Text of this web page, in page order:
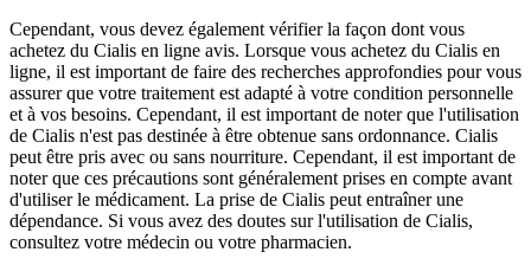
Cependant, vous devez également vérifier la façon dont vous
achetez du Cialis en ligne avis. Lorsque vous achetez du Cialis en
ligne, il est important de faire des recherches approfondies pour vous
assurer que votre traitement est adapté à votre condition personnelle
et à vos besoins. Cependant, il est important de noter que l'utilisation
de Cialis n'est pas destinée à être obtenue sans ordonnance. Cialis
peut être pris avec ou sans nourriture. Cependant, il est important de
noter que ces précautions sont généralement prises en compte avant
d'utiliser le médicament. La prise de Cialis peut entraîner une
dépendance. Si vous avez des doutes sur l'utilisation de Cialis,
consultez votre médecin ou votre pharmacien.